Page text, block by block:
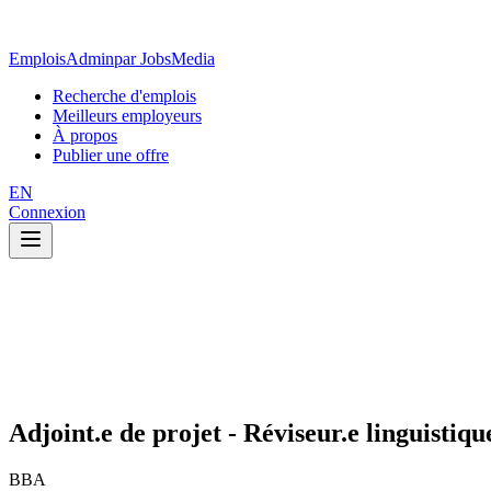
EmploisAdminpar JobsMedia
Recherche d'emplois
Meilleurs employeurs
À propos
Publier une offre
EN
Connexion
Adjoint.e de projet - Réviseur.e
BBA